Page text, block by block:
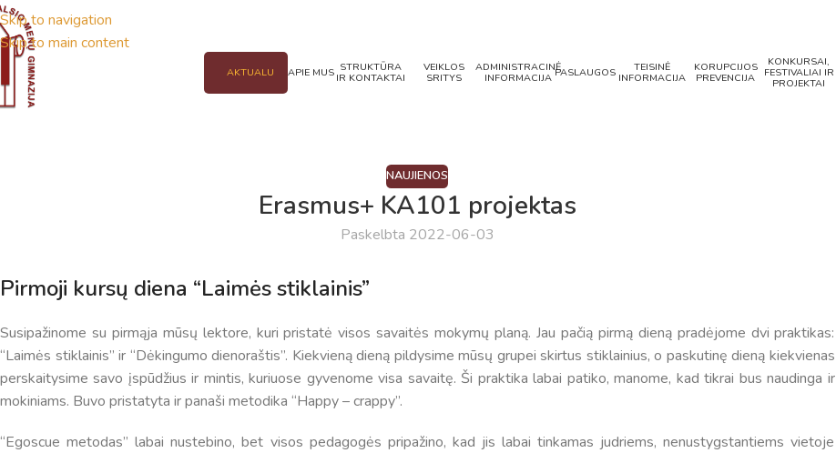
Skip to navigation
Skip to main content
AKTUALU APIE MUS STRUKTŪRA
IR KONTAKTAI
VEIKLOS
SRITYS
ADMINISTRACINĖ
INFORMACIJA PASLAUGOS
TEISINĖ
INFORMACIJA
KORUPCIJOS
PREVENCIJA
KONKURSAI,
FESTIVALIAI IR
PROJEKTAI
NAUJIENOS
Erasmus+ KA101 projektas
Paskelbta 2022-06-03
Pirmoji kursų diena “Laimės stiklainis”
Susipažinome su pirmąja mūsų lektore, kuri pristatė visos savaitės mokymų planą. Jau pačią pirmą dieną pradėjome dvi praktikas:
“Laimės stiklainis” ir “Dėkingumo dienoraštis”. Kiekvieną dieną pildysime mūsų grupei skirtus stiklainius, o paskutinę dieną kiekvienas
perskaitysime savo įspūdžius ir mintis, kuriuose gyvenome visa savaitę. Ši praktika labai patiko, manome, kad tikrai bus naudinga ir
mokiniams. Buvo pristatyta ir panaši metodika “Happy – crappy”.
“Egoscue metodas” labai nustebino, bet visos pedagogės pripažino, kad jis labai tinkamas judriems, nenustygstantiems vietoje